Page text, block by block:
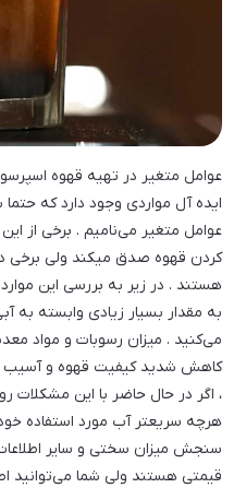
عوامل متغیر در تهیه قهوه
ایده آل مواردی وجود دارد که
عوامل متغیر می‌نامیم . برخی از
کردن قهوه صدق میکند ولی
هستند . در زیر به بررسی این
به مقدار بسیار زیادی وابسته به
می‌کنید . میزان رسوبات و مواد
کاهش شدید کیفیت قهوه و آسیب
، اگر در حال حاضر با این
هرچه سریعتر آب مورد استفاده
سنجش میزان سختی و سایر
قیمتی هستند ولی شما می‌توانید